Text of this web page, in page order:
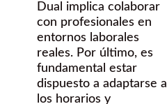
Dual implica colaborar
con profesionales en
entornos laborales
reales. Por último, es
fundamental estar
dispuesto a adaptarse a
los horarios y